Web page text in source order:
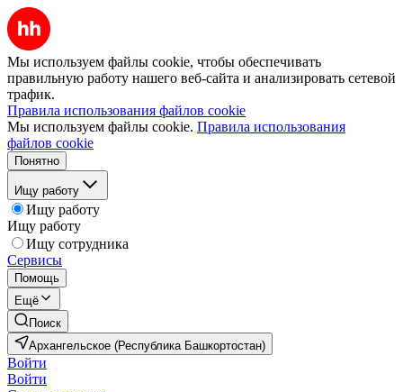
Мы используем файлы cookie, чтобы обеспечивать
правильную работу нашего веб-сайта и анализировать сетевой
трафик.
Правила использования файлов cookie
Мы используем файлы cookie. Правила использования
файлов cookie
Понятно
Ищу работу
Ищу работу
Ищу работу
Ищу сотрудника
Сервисы
Помощь
Ещё
Поиск
Архангельское (Республика Башкортостан)
Войти
Войти